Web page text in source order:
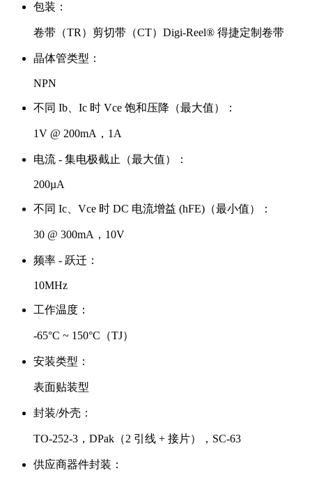
包装：
卷带（TR）剪切带（CT）Digi-Reel® 得捷定制卷带
晶体管类型：
NPN
不同 Ib、Ic 时 Vce 饱和压降（最大值）：
1V @ 200mA，1A
电流 - 集电极截止（最大值）：
200µA
不同 Ic、Vce 时 DC 电流增益 (hFE)（最小值）：
30 @ 300mA，10V
频率 - 跃迁：
10MHz
工作温度：
-65°C ~ 150°C（TJ）
安装类型：
表面贴装型
封装/外壳：
TO-252-3，DPak（2 引线 + 接片），SC-63
供应商器件封装：